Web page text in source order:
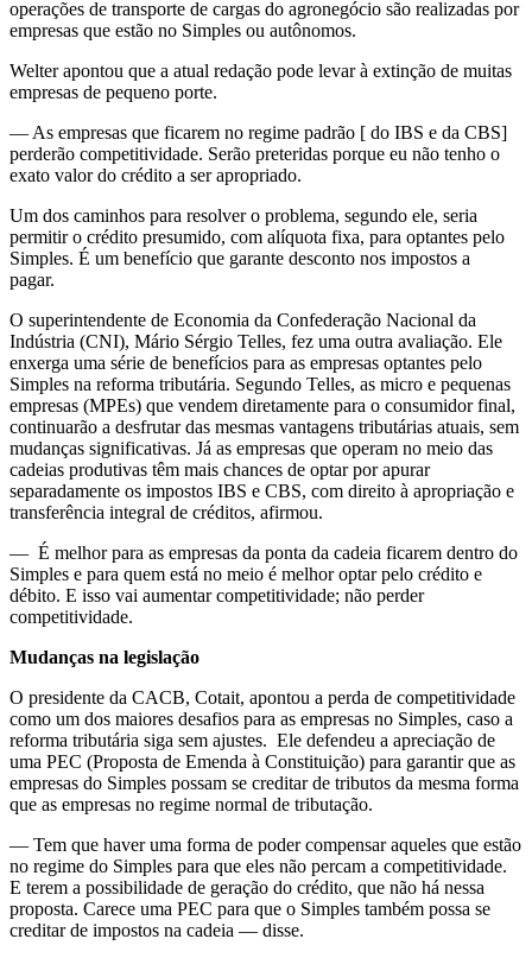
operações de transporte de cargas do agronegócio são realizadas por
empresas que estão no Simples ou autônomos.
Welter apontou que a atual redação pode levar à extinção de muitas
empresas de pequeno porte.
— As empresas que ficarem no regime padrão [ do IBS e da CBS]
perderão competitividade. Serão preteridas porque eu não tenho o
exato valor do crédito a ser apropriado.
Um dos caminhos para resolver o problema, segundo ele, seria
permitir o crédito presumido, com alíquota fixa, para optantes pelo
Simples. É um benefício que garante desconto nos impostos a
pagar.
O superintendente de Economia da Confederação Nacional da
Indústria (CNI), Mário Sérgio Telles, fez uma outra avaliação. Ele
enxerga uma série de benefícios para as empresas optantes pelo
Simples na reforma tributária. Segundo Telles, as micro e pequenas
empresas (MPEs) que vendem diretamente para o consumidor final,
continuarão a desfrutar das mesmas vantagens tributárias atuais, sem
mudanças significativas. Já as empresas que operam no meio das
cadeias produtivas têm mais chances de optar por apurar
separadamente os impostos IBS e CBS, com direito à apropriação e
transferência integral de créditos, afirmou.
— É melhor para as empresas da ponta da cadeia ficarem dentro do
Simples e para quem está no meio é melhor optar pelo crédito e
débito. E isso vai aumentar competitividade; não perder
competitividade.
Mudanças na legislação
O presidente da CACB, Cotait, apontou a perda de competitividade
como um dos maiores desafios para as empresas no Simples, caso a
reforma tributária siga sem ajustes. Ele defendeu a apreciação de
uma PEC (Proposta de Emenda à Constituição) para garantir que as
empresas do Simples possam se creditar de tributos da mesma forma
que as empresas no regime normal de tributação.
— Tem que haver uma forma de poder compensar aqueles que estão
no regime do Simples para que eles não percam a competitividade.
E terem a possibilidade de geração do crédito, que não há nessa
proposta. Carece uma PEC para que o Simples também possa se
creditar de impostos na cadeia — disse.